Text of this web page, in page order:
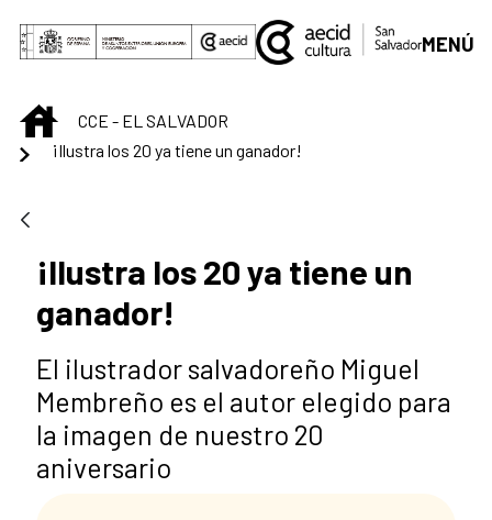
Saltar al contenido principal
MENÚ
INICIOCCE - EL SALVADOR
¡Ilustra los 20 ya tiene un ganador!
¡Ilustra los 20 ya tiene un
ganador!
El ilustrador salvadoreño Miguel
Membreño es el autor elegido para
la imagen de nuestro 20
aniversario